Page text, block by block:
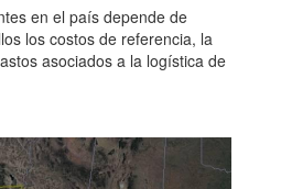
en el país depende de
los costos de referencia, la
asociados a la logística de